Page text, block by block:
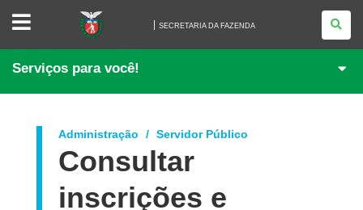
SECRETARIA
FAZENDA
SECRETARIA DA FAZENDA
Serviços para você!
Administração Servidor Público
Consultar
inscrições e